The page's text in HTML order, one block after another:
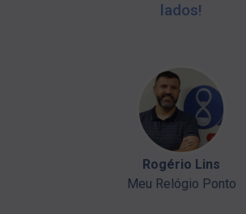
lados!
Rogério Lins
Meu Relógio Ponto